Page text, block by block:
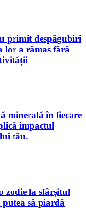
primit despăgubiri
lor a rămas fără
minerală în fiecare
impactul
tău.
zodie la sfârșitul
să piardă